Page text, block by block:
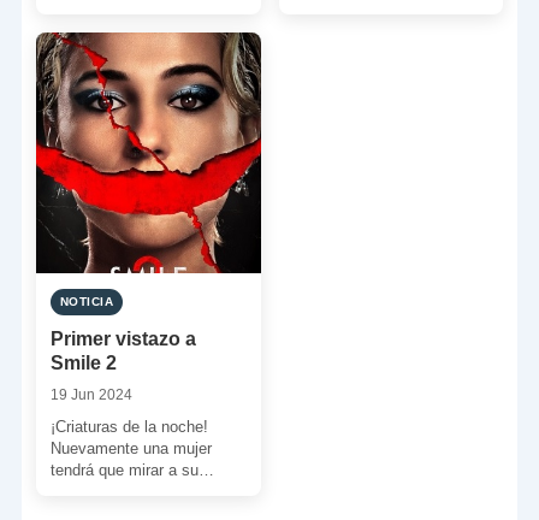
albergar criaturas y
leyendas […]
NOTICIA
Primer vistazo a
Smile 2
19 Jun 2024
¡Criaturas de la noche!
Nuevamente una mujer
tendrá que mirar a su